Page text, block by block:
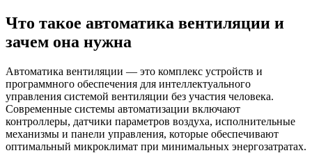
Что такое автоматика вентиляции и
зачем она нужна
Автоматика вентиляции — это комплекс устройств и
программного обеспечения для интеллектуального
управления системой вентиляции без участия человека.
Современные системы автоматизации включают
контроллеры, датчики параметров воздуха, исполнительные
механизмы и панели управления, которые обеспечивают
оптимальный микроклимат при минимальных энергозатратах.